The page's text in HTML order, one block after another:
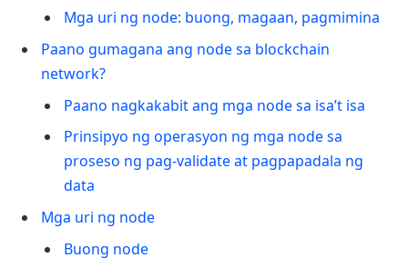
Mga uri ng node: buong, magaan, pagmimina
Paano gumagana ang node sa blockchain
network?
Paano nagkakabit ang mga node sa isa’t isa
Prinsipyo ng operasyon ng mga node sa
proseso ng pag-validate at pagpapadala ng
data
Mga uri ng node
Buong node